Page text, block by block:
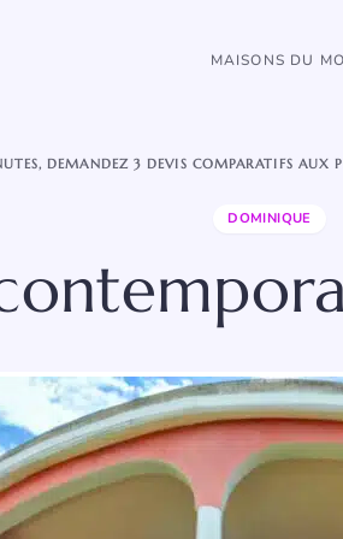
MAISONS DU
DEMANDEZ 3 DEVIS COMPARATIFS AUX
DOMINIQUE